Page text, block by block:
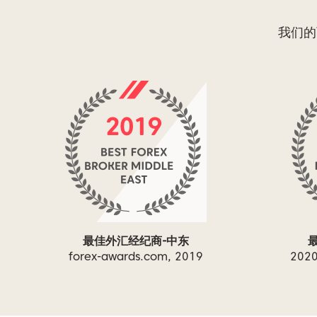
我们
最佳外汇经纪商-中东
forex-awards.com, 2019